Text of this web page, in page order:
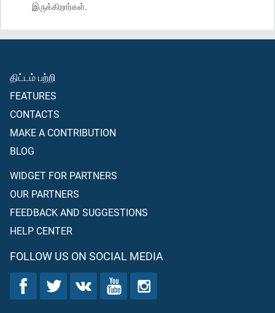
இருக்கிறார்கள்.
திட்டம் பற்றி
FEATURES
CONTACTS
MAKE A CONTRIBUTION
BLOG
WIDGET FOR PARTNERS
OUR PARTNERS
FEEDBACK AND SUGGESTIONS
HELP CENTER
FOLLOW US ON SOCIAL MEDIA